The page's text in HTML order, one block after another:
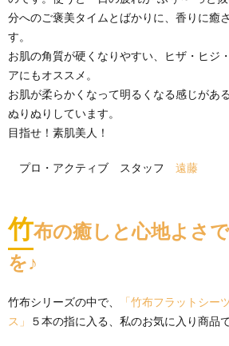
分へのご褒美タイムとばかりに、香りに癒
す。
お肌の角質が硬くなりやすい、ヒザ・ヒジ
アにもオススメ。
お肌が柔らかくなって明るくなる感じがあ
ぬりぬりしています。
目指せ！素肌美人！
プロ・アクティブ スタッフ 遠藤
竹布の癒しと心地よさ
を♪
竹布シリーズの中で、 「竹布フラットシーツ
ス」
５本の指に入る、私のお気に入り商品で